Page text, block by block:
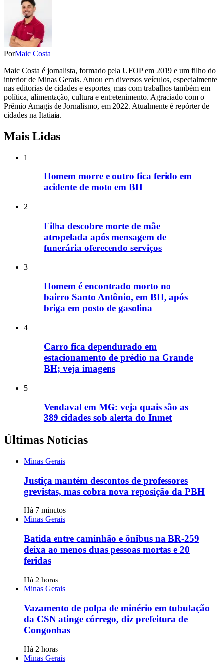
PorMaic Costa
Maic Costa é jornalista, formado pela UFOP em 2019 e um filho do
interior de Minas Gerais. Atuou em diversos veículos, especialmente
nas editorias de cidades e esportes, mas com trabalhos também em
política, alimentação, cultura e entretenimento. Agraciado com o
Prêmio Amagis de Jornalismo, em 2022. Atualmente é repórter de
cidades na Itatiaia.
Mais Lidas
1
Homem morre e outro fica ferido em
acidente de moto em BH
2
Filha descobre morte de mãe
atropelada após mensagem de
funerária oferecendo serviços
3
Homem é encontrado morto no
bairro Santo Antônio, em BH, após
briga em posto de gasolina
4
Carro fica dependurado em
estacionamento de prédio na Grande
BH; veja imagens
5
Vendaval em MG: veja quais são as
389 cidades sob alerta do Inmet
Últimas Notícias
Minas Gerais
Justiça mantém descontos de professores
grevistas, mas cobra nova reposição da PBH
Há 7 minutos
Minas Gerais
Batida entre caminhão e ônibus na BR-259
deixa ao menos duas pessoas mortas e 20
feridas
Há 2 horas
Minas Gerais
Vazamento de polpa de minério em tubulação
da CSN atinge córrego, diz prefeitura de
Congonhas
Há 2 horas
Minas Gerais